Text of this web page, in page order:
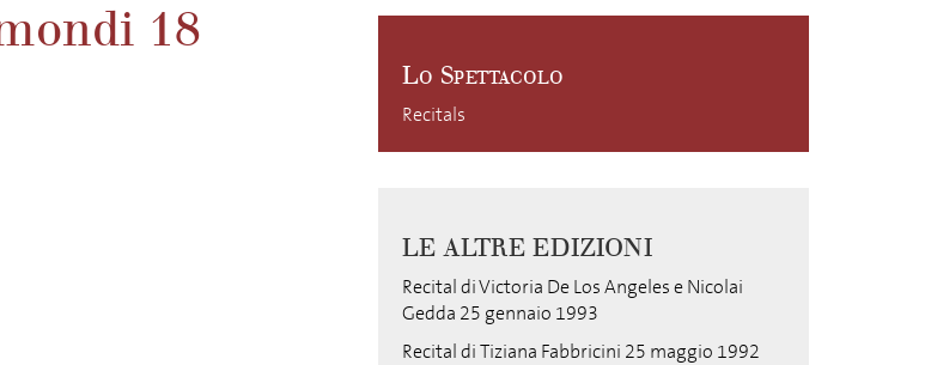
18
Lo Spettacolo
Recitals
LE ALTRE EDIZIONI
Recital di Victoria De Los Angeles e Nicolai
Gedda 25 gennaio 1993
Recital di Tiziana Fabbricini 25 maggio 1992